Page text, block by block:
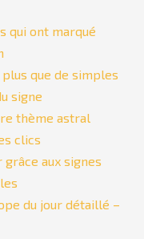
qui ont marqué
que de simples
signe
thème astral
clics
aux signes
du jour détaillé –